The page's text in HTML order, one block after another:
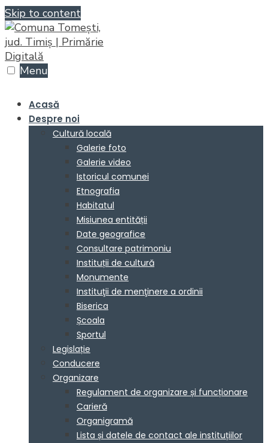
Skip to content
Menu
Acasă
Despre noi
Cultură locală
Galerie foto
Galerie video
Istoricul comunei
Etnografia
Habitatul
Misiunea entității
Date geografice
Consultare patrimoniu
Instituții de cultură
Monumente
Instituţii de menţinere a ordinii
Biserica
Școala
Sportul
Legislație
Conducere
Organizare
Regulament de organizare și funcționare
Carieră
Organigramă
Lista și datele de contact ale instituțiilor